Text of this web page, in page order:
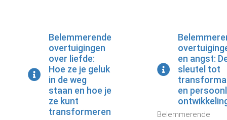
Belemmerende
overtuigingen
over liefde:
Hoe ze je geluk
in de weg
staan en hoe je
ze kunt
transformeren
en angst:
sleutel tot
en
Belemmerende